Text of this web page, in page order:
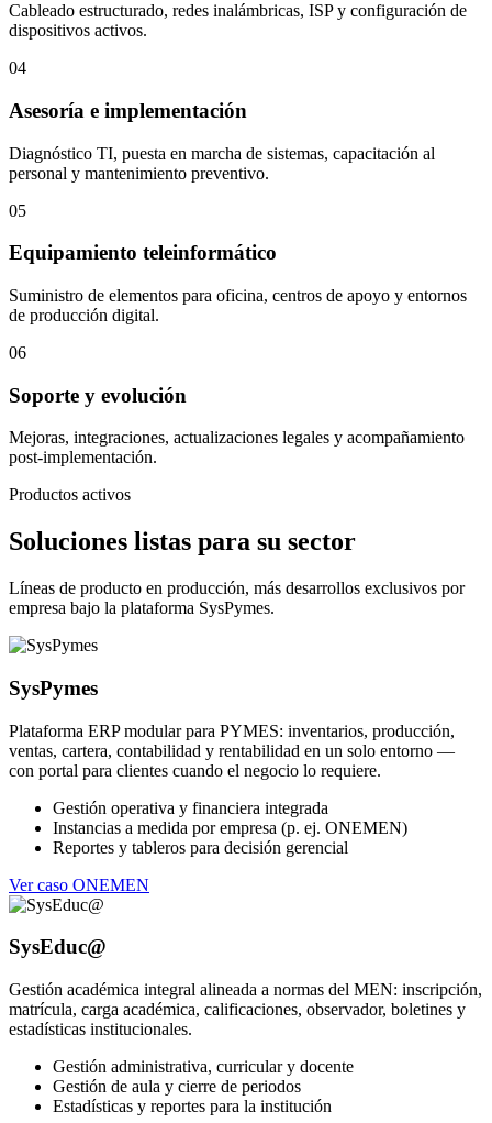
Cableado estructurado, redes inalámbricas, ISP y configuración de
dispositivos activos.
04
Asesoría e implementación
Diagnóstico TI, puesta en marcha de sistemas, capacitación al
personal y mantenimiento preventivo.
05
Equipamiento teleinformático
Suministro de elementos para oficina, centros de apoyo y entornos
de producción digital.
06
Soporte y evolución
Mejoras, integraciones, actualizaciones legales y acompañamiento
post-implementación.
Productos activos
Soluciones listas para su sector
Líneas de producto en producción, más desarrollos exclusivos por
empresa bajo la plataforma SysPymes.
SysPymes
Plataforma ERP modular para PYMES: inventarios, producción,
ventas, cartera, contabilidad y rentabilidad en un solo entorno —
con portal para clientes cuando el negocio lo requiere.
Gestión operativa y financiera integrada
Instancias a medida por empresa (p. ej. ONEMEN)
Reportes y tableros para decisión gerencial
Ver caso ONEMEN
SysEduc@
Gestión académica integral alineada a normas del MEN: inscripción,
matrícula, carga académica, calificaciones, observador, boletines y
estadísticas institucionales.
Gestión administrativa, curricular y docente
Gestión de aula y cierre de periodos
Estadísticas y reportes para la institución